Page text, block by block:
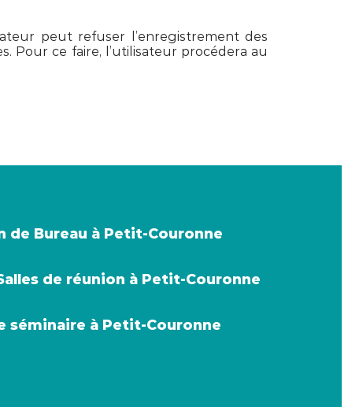
peut refuser l’enregistrement des
Pour ce faire, l’utilisateur procédera au
de Bureau à Petit-Couronne
de réunion à Petit-Couronne
séminaire à Petit-Couronne